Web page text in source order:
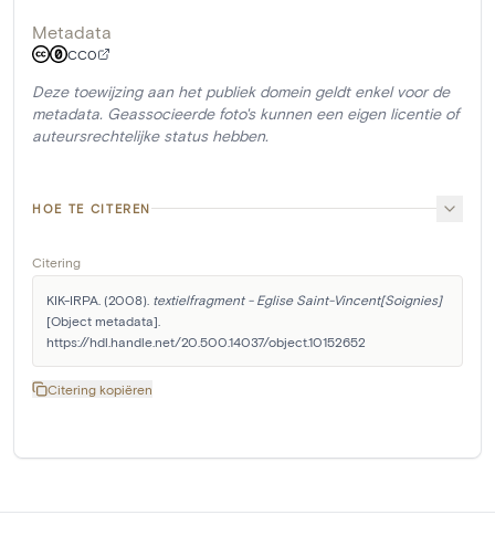
Metadata
CC0
Deze toewijzing aan het publiek domein geldt enkel voor de
metadata. Geassocieerde foto's kunnen een eigen licentie of
auteursrechtelijke status hebben.
HOE TE CITEREN
Citering
KIK-IRPA. (2008). textielfragment - Eglise Saint-Vincent[Soignies]
[Object metadata].
https://hdl.handle.net/20.500.14037/object.10152652
Citering kopiëren